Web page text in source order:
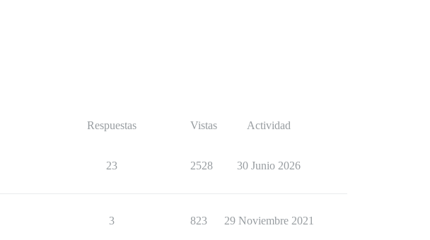
Respuestas Vistas Actividad
23 2528 30 Junio 2026
3 823 29 Noviembre 2021